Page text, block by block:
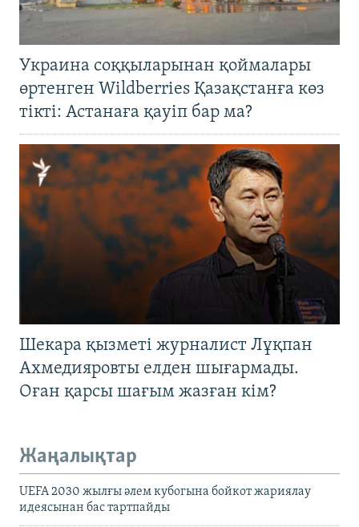
Украина соққыларынан қоймалары
өртенген Wildberries Қазақстанға көз
тікті: Астанаға қауіп бар ма?
Шекара қызметі журналист Лұқпан
Ахмедияровты елден шығармады.
Оған қарсы шағым жазған кім?
Жаңалықтар
UEFA 2030 жылғы әлем кубогына бойкот жариялау
идеясынан бас тартпайды